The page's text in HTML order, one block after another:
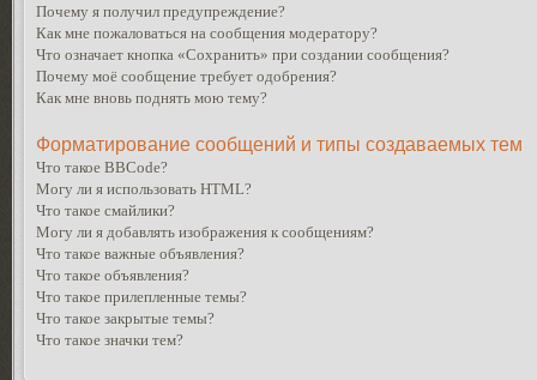
Почему я получил предупреждение?
Как мне пожаловаться на сообщения модератору?
Что означает кнопка «Сохранить» при создании сообщения?
Почему моё сообщение требует одобрения?
Как мне вновь поднять мою тему?
Форматирование сообщений и типы создаваемых тем
Что такое BBCode?
Могу ли я использовать HTML?
Что такое смайлики?
Могу ли я добавлять изображения к сообщениям?
Что такое важные объявления?
Что такое объявления?
Что такое прилепленные темы?
Что такое закрытые темы?
Что такое значки тем?